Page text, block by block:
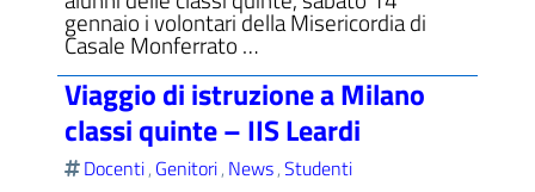
gennaio i volontari della Misericordia di
Casale Monferrato …
Viaggio di istruzione a Milano
classi quinte – IIS Leardi
Docenti, Genitori, News,Studenti